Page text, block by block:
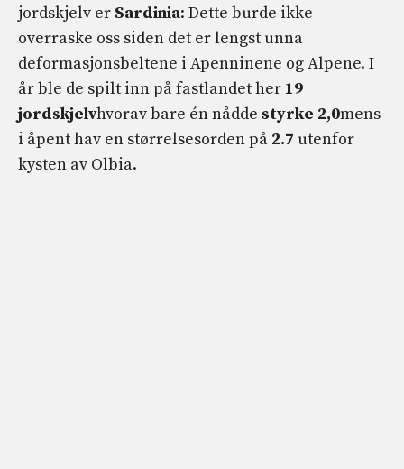
jordskjelv er Sardinia: Dette burde ikke
overraske oss siden det er lengst unna
deformasjonsbeltene i Apenninene og Alpene. I
år ble de spilt inn på fastlandet her 19
jordskjelvhvorav bare én nådde styrke 2,0mens
i åpent hav en størrelsesorden på 2.7 utenfor
kysten av Olbia.